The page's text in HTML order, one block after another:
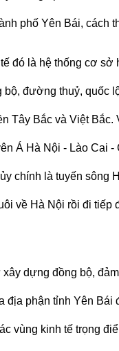
phố Yên Bái, cách
đó là hệ thống cơ
đường thuỷ, quốc
Tây Bắc và Việt Bắc.
Á Hà Nội - Lào Cai -
chính là tuyến sông
về Hà Nội rồi đi tiếp
dựng đồng bộ,
địa phận tỉnh Yên
vùng kinh tế trọng